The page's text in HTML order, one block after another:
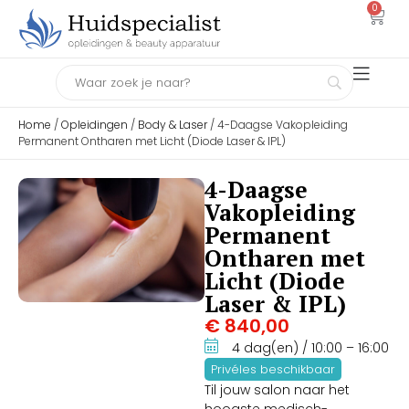
0
Home /Opleidingen / Body & Laser/ 4-Daagse Vakopleiding
Permanent Ontharen met Licht (Diode Laser & IPL)
4-Daagse
Vakopleiding
Permanent
Ontharen met
Licht (Diode
Laser & IPL)
€ 840,00
4 dag(en) / 10:00 – 16:00
Privéles beschikbaar
Til jouw salon naar het